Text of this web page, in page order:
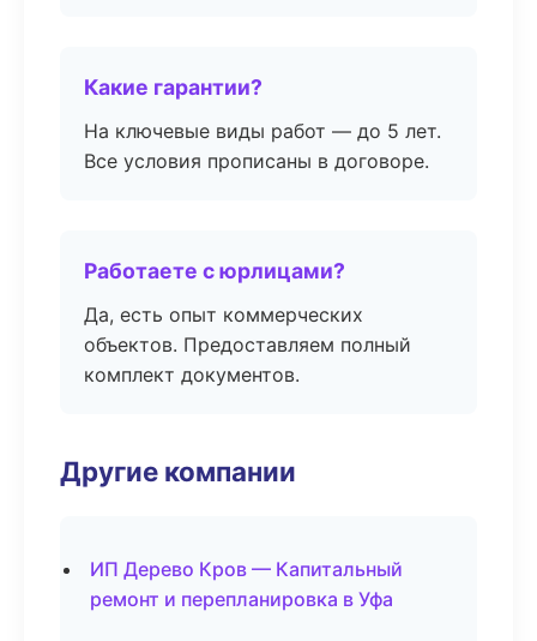
Какие гарантии?
На ключевые виды работ — до 5 лет.
Все условия прописаны в договоре.
Работаете с юрлицами?
Да, есть опыт коммерческих
объектов. Предоставляем полный
комплект документов.
Другие компании
ИП Дерево Кров — Капитальный
ремонт и перепланировка в Уфа